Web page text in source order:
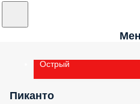
Острый
Пиканто